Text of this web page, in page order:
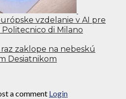
vzdelanie v AI pre
di Milano
zaklope na nebeskú
Desiatnikom
a comment Login